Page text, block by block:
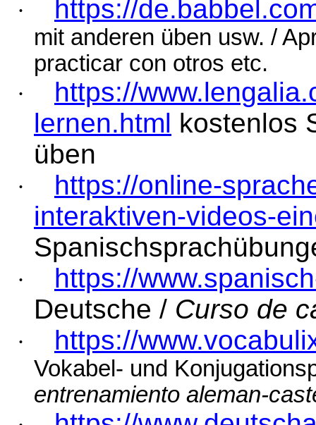
· https://
mit anderen üben usw. /
practicar con otros etc.
·
https://
lernen.html kostenlos
üben
·
https://online-
interaktiven-videos-
·
https://
Deutsche / Curso de
· https://
Vokabel- und
entrenamiento aleman-